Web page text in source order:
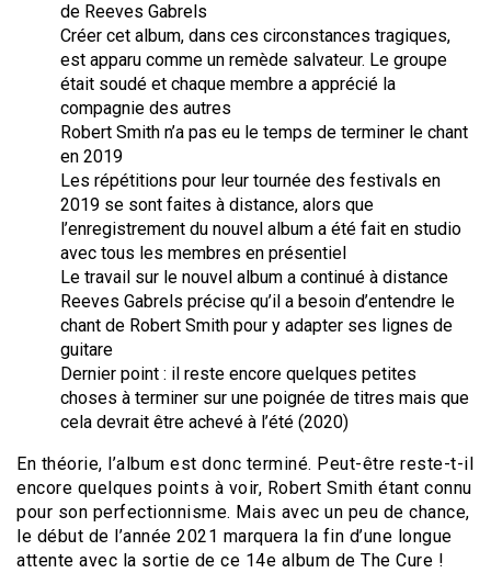
de Reeves Gabrels
Créer cet album, dans ces circonstances tragiques,
est apparu comme un remède salvateur. Le groupe
était soudé et chaque membre a apprécié la
compagnie des autres
Robert Smith n’a pas eu le temps de terminer le chant
en 2019
Les répétitions pour leur tournée des festivals en
2019 se sont faites à distance, alors que
l’enregistrement du nouvel album a été fait en studio
avec tous les membres en présentiel
Le travail sur le nouvel album a continué à distance
Reeves Gabrels précise qu’il a besoin d’entendre le
chant de Robert Smith pour y adapter ses lignes de
guitare
Dernier point : il reste encore quelques petites
choses à terminer sur une poignée de titres mais que
cela devrait être achevé à l’été (2020)
En théorie, l’album est donc terminé. Peut-être reste-t-il
encore quelques points à voir, Robert Smith étant connu
pour son perfectionnisme. Mais avec un peu de chance,
le début de l’année 2021 marquera la fin d’une longue
attente avec la sortie de ce 14e album de The Cure !